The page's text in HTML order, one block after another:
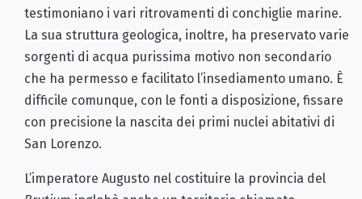
testimoniano i vari ritrovamenti di conchiglie marine.
La sua struttura geologica, inoltre, ha preservato varie
sorgenti di acqua purissima motivo non secondario
che ha permesso e facilitato l’insediamento umano. È
difficile comunque, con le fonti a disposizione, fissare
con precisione la nascita dei primi nuclei abitativi di
San Lorenzo.
L’imperatore Augusto nel costituire la provincia del